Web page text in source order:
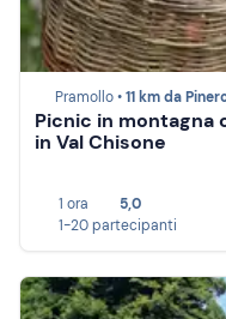
Pramollo •11 km da
Picnic in
in Val Chisone
1 ora
5,0
1-20 partecipanti